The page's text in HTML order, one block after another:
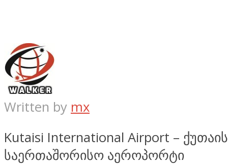
Written by mx
Kutaisi International Airport –
საერთაშორისო აეროპორტი